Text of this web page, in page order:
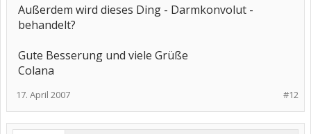
Außerdem wird dieses Ding - Darmkonvolut -
behandelt?
Gute Besserung und viele Grüße
Colana
#12
17. April 2007